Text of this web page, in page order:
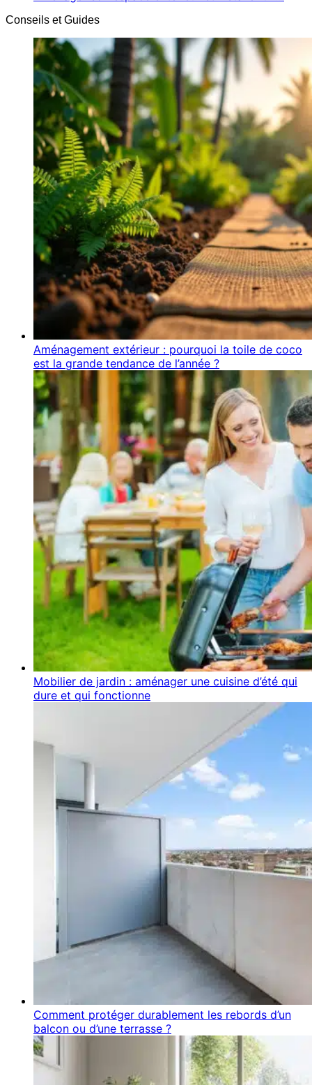
Conseils et Guides
Aménagement extérieur : pourquoi la toile de coco
est la grande tendance de l’année ?
Mobilier de jardin : aménager une cuisine d’été qui
dure et qui fonctionne
Comment protéger durablement les rebords d’un
balcon ou d’une terrasse ?